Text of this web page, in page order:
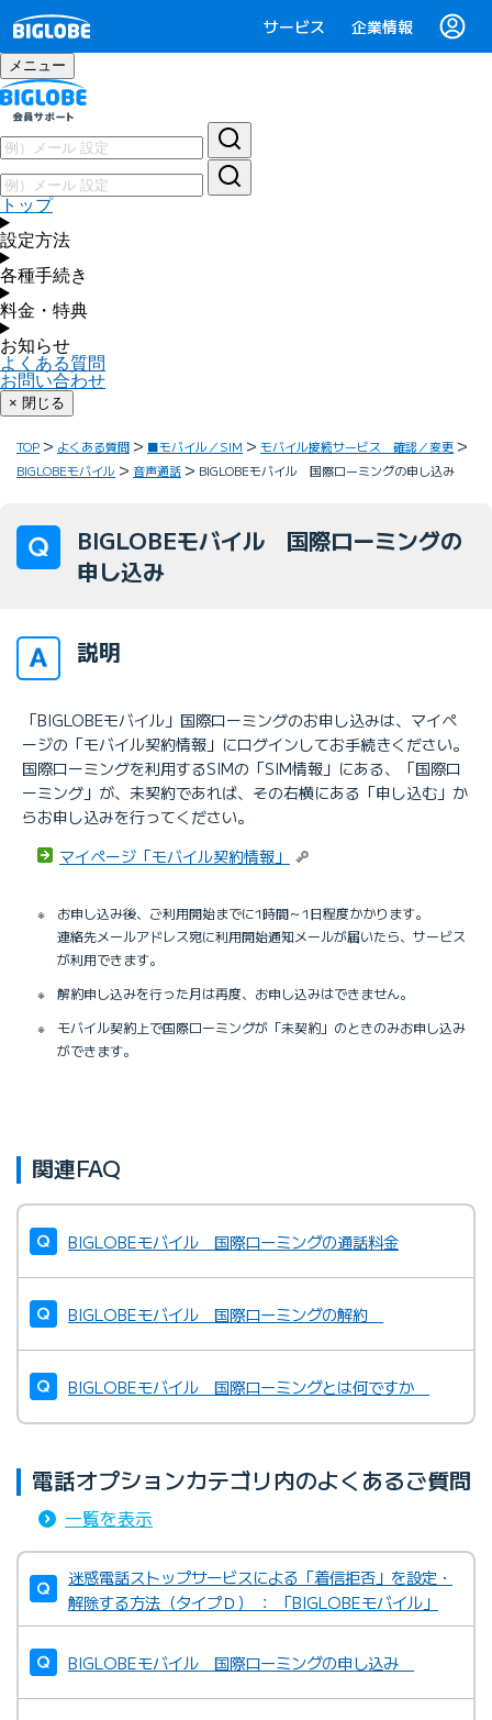
サービス 企業情報
メニュー
トップ
設定方法
各種手続き
料金・特典
お知らせ
よくある質問
お問い合わせ
× 閉じる
TOP よくある質問 ■モバイル／SIM
モバイル接続サービス 確認／変更
BIGLOBEモバイル
音声通話 BIGLOBEモバイル 国際ローミングの申し込み
BIGLOBEモバイル 国際ローミングの
申し込み
説明
「BIGLOBEモバイル」国際ローミングのお申し込みは、マイペ
ージの「モバイル契約情報」にログインしてお手続きください。
国際ローミングを利用するSIMの「SIM情報」にある、「国際ロ
ーミング」が、未契約であれば、その右横にある「申し込む」か
らお申し込みを行ってください。
マイページ「モバイル契約情報」
※
お申し込み後、ご利用開始までに1時間～1日程度かかります。
連絡先メールアドレス宛に利用開始通知メールが届いたら、サービス
が利用できます。
※
解約申し込みを行った月は再度、お申し込みはできません。
※
モバイル契約上で国際ローミングが「未契約」のときのみお申し込み
ができます。
関連FAQ
BIGLOBEモバイル 国際ローミングの通話料金
BIGLOBEモバイル 国際ローミングの解約
BIGLOBEモバイル 国際ローミングとは何ですか
電話オプションカテゴリ内のよくあるご質問
一覧を表示
迷惑電話ストップサービスによる「着信拒否」を設定・
解除する方法（タイプＤ） ： 「BIGLOBEモバイル」
BIGLOBEモバイル 国際ローミングの申し込み